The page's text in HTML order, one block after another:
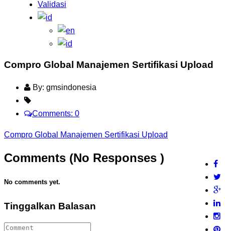
Validasi
Compro Global Manajemen Sertifikasi Upload
By: gmsindonesia
Comments: 0
Compro Global Manajemen Sertifikasi Upload
Comments (No Responses )
No comments yet.
Tinggalkan Balasan